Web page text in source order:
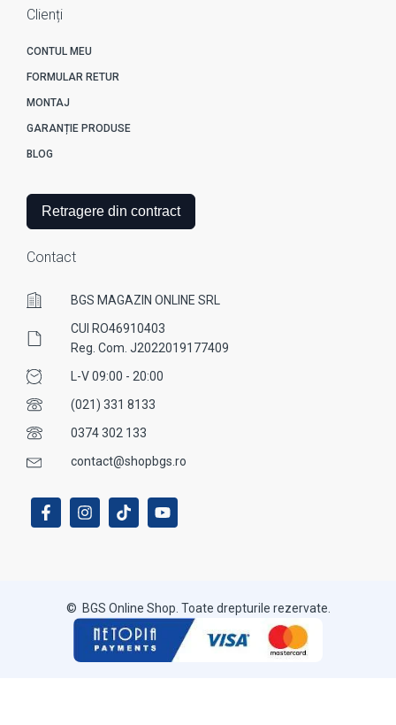
Clienți
CONTUL MEU
FORMULAR RETUR
MONTAJ
GARANȚIE PRODUSE
BLOG
Retragere din contract
Contact
BGS MAGAZIN ONLINE SRL
CUI RO46910403
Reg. Com. J2022019177409
L-V 09:00 - 20:00
(021) 331 8133
0374 302 133
contact@shopbgs.ro
© BGS Online Shop. Toate drepturile rezervate.